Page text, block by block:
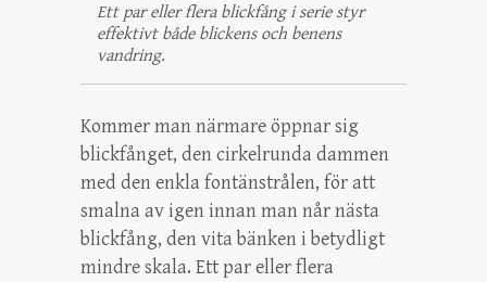
Ett par eller flera blickfång i serie styr
effektivt både blickens och benens
vandring.
Kommer man närmare öppnar sig
blickfånget, den cirkelrunda dammen
med den enkla fontänstrålen, för att
smalna av igen innan man når nästa
blickfång, den vita bänken i betydligt
mindre skala. Ett par eller flera